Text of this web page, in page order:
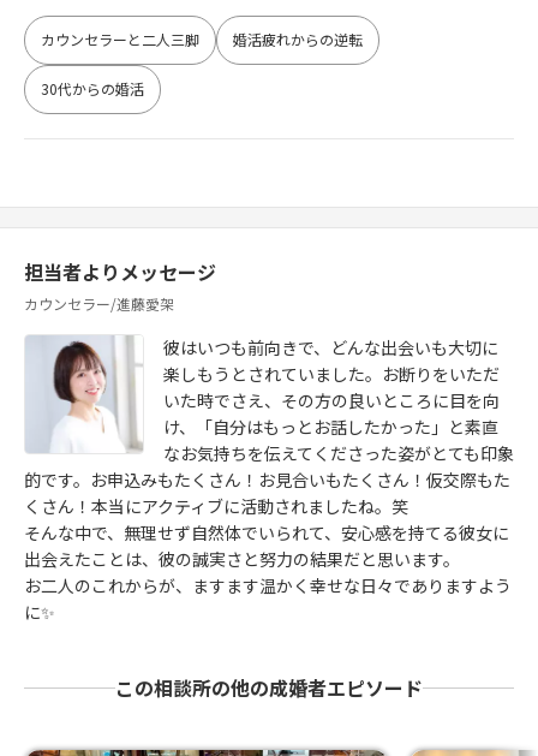
カウンセラーと二人三脚 婚活疲れからの逆転
30代からの婚活
担当者よりメッセージ
カウンセラー/進藤愛架
彼はいつも前向きで、どんな出会いも大切に
楽しもうとされていました。お断りをいただ
いた時でさえ、その方の良いところに目を向
け、「自分はもっとお話したかった」と素直
なお気持ちを伝えてくださった姿がとても印象
的です。お申込みもたくさん！お見合いもたくさん！仮交際もた
くさん！本当にアクティブに活動されましたね。笑
そんな中で、無理せず自然体でいられて、安心感を持てる彼女に
出会えたことは、彼の誠実さと努力の結果だと思います。
お二人のこれからが、ますます温かく幸せな日々でありますよう
に✨
この相談所の他の成婚者エピソード